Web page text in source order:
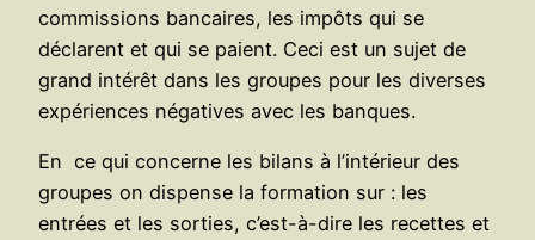
commissions bancaires, les impôts qui se
déclarent et qui se paient. Ceci est un sujet de
grand intérêt dans les groupes pour les diverses
expériences négatives avec les banques.
En ce qui concerne les bilans à l’intérieur des
groupes on dispense la formation sur : les
entrées et les sorties, c’est-à-dire les recettes et